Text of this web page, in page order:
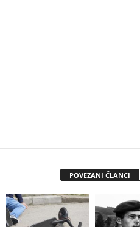
POVEZANI ČLANCI